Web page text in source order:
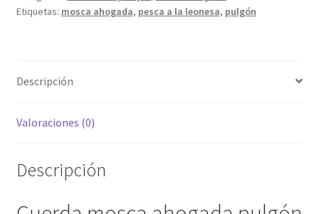
y
Etiquetas: mosca ahogada, pesca a la leonesa, pulgón
Descripción
Valoraciones (0)
Descripción